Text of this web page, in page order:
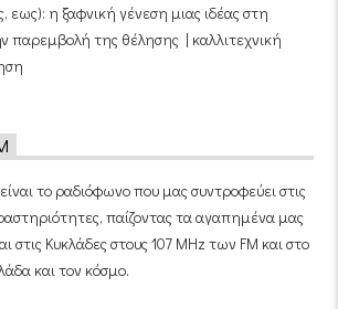
εως): η ξαφνική γένεση μιας ιδέας στη
παρεμβολή της θέλησης | καλλιτεχνική
το ραδιόφωνο που μας συντροφεύει στις
παίζοντας τα αγαπημένα μας
στις Κυκλάδες στους 107 MHz των FM και στο
και τον κόσμο.